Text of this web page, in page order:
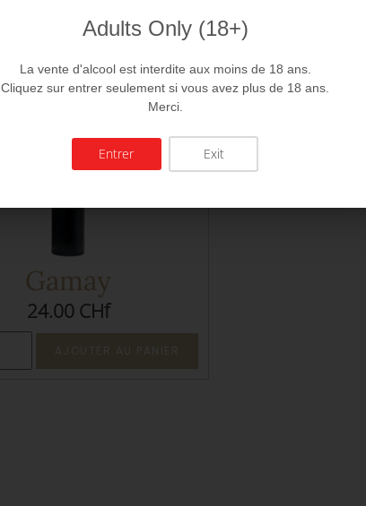
Gamay
24.00 CHf
Adults Only (18+)
La vente d'alcool est interdite aux moins de 18 ans.
Cliquez sur entrer seulement si vous avez plus de 18 ans.
Merci.
Entrer Exit